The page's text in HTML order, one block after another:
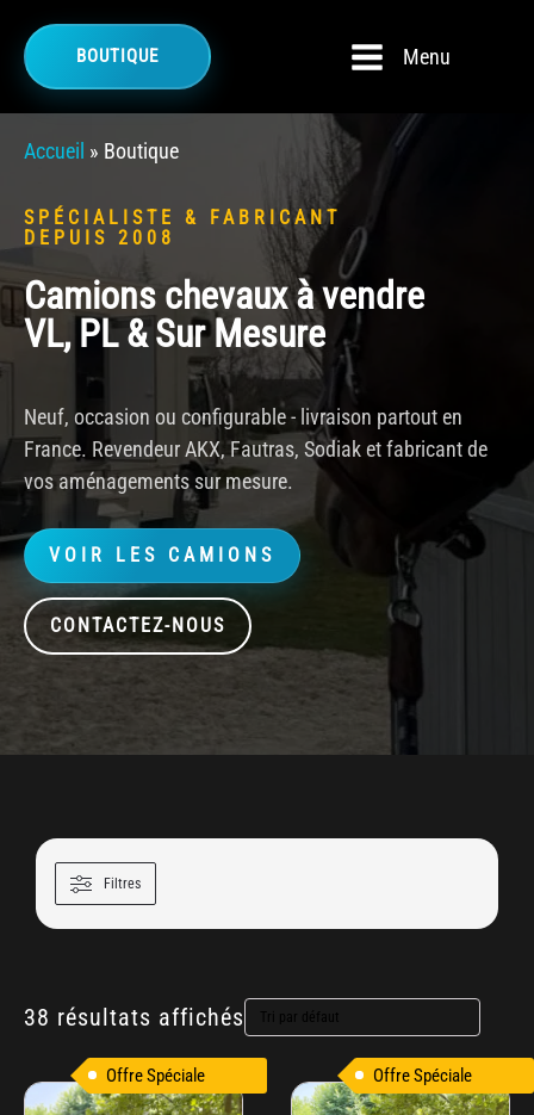
BOUTIQUE Menu
Accueil » Boutique
SPÉCIALISTE & FABRICANT
DEPUIS 2008
Camions chevaux à vendre
VL, PL & Sur Mesure
Neuf, occasion ou configurable - livraison partout en
France. Revendeur AKX, Fautras, Sodiak et fabricant de
vos aménagements sur mesure.
VOIR LES CAMIONS
CONTACTEZ-NOUS
Filtres
38 résultats affichés
Offre Spéciale Offre Spéciale